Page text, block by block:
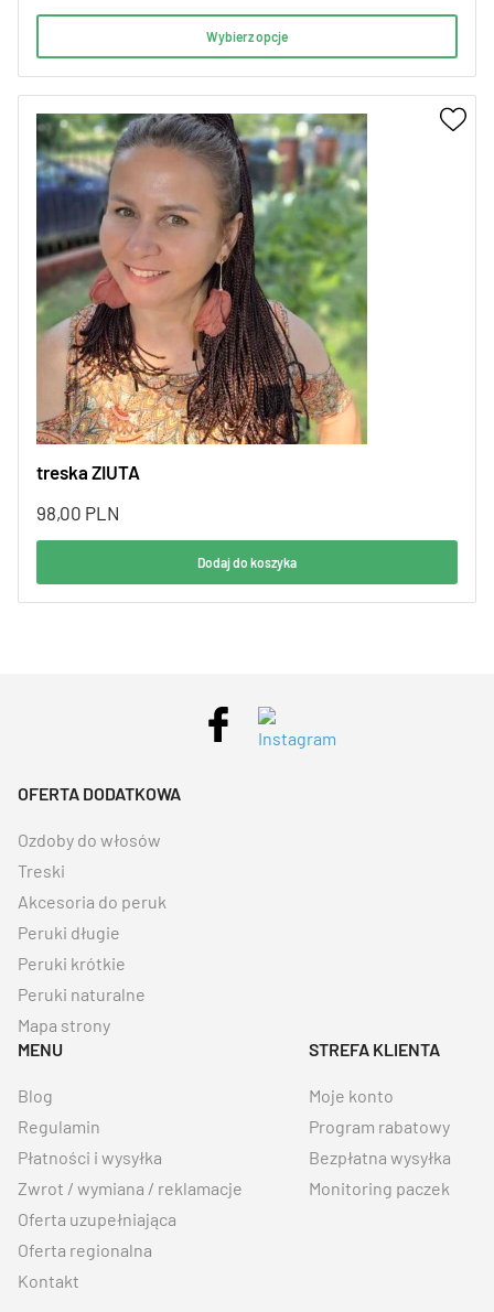
Wybierz opcje
treska ZIUTA
98,00 PLN
Dodaj do koszyka
OFERTA DODATKOWA
Ozdoby do włosów
Treski
Akcesoria do peruk
Peruki długie
Peruki krótkie
Peruki naturalne
Mapa strony
MENU
Blog
Regulamin
Płatności i wysyłka
Zwrot / wymiana / reklamacje
Oferta uzupełniająca
Oferta regionalna
Kontakt
STREFA KLIENTA
Moje konto
Program rabatowy
Bezpłatna wysyłka
Monitoring paczek